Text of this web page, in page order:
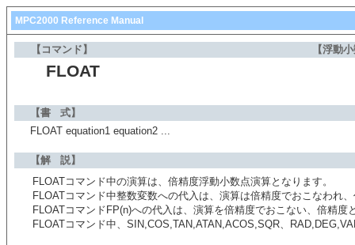
MPC2000 Reference Manual
【コマンド】 【浮動
FLOAT
【書 式】
FLOAT equation1 equation2 ...
【解 説】
FLOATコマンド中の演算は、倍精度浮動小数点演算となります。
FLOATコマンド中整数変数への代入は、演算は倍精度でおこなわれ
FLOATコマンドFP(n)への代入は、演算を倍精度でおこない、倍精度
FLOATコマンド中、SIN,COS,TAN,ATAN,ACOS,SQR、